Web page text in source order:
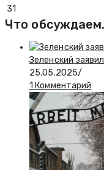
31
Что
Зеленский
25.05.2025/
1 Комментарий